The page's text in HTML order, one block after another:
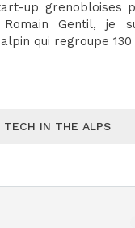
up grenobloises
Romain Gentil, je
qui regroupe
TECH IN THE ALPS